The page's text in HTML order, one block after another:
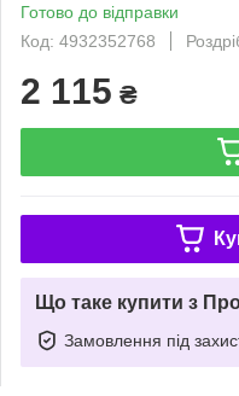
Готово до відправки
Код: 4932352768
2 115 ₴
Що таке купити з
Замовлення під